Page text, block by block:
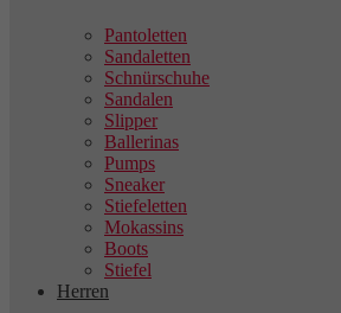
Pantoletten
Sandaletten
Schnürschuhe
Sandalen
Slipper
Ballerinas
Pumps
Sneaker
Stiefeletten
Mokassins
Boots
Stiefel
Herren